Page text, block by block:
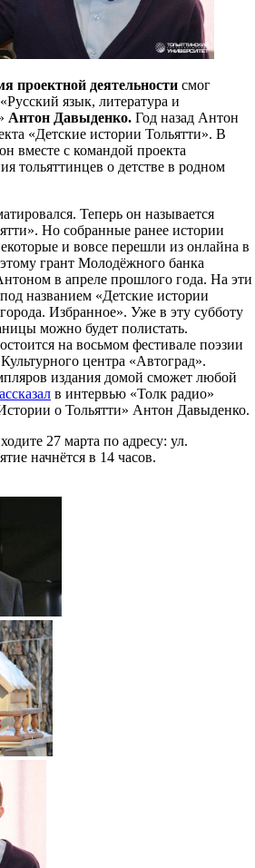
проектной деятельности смог
язык, литература и
Антон Давыденко. Год назад Антон
«Детские истории Тольятти». В
вместе с командой проекта
тольяттинцев о детстве в родном
Теперь он называется
Но собранные ранее истории
и вовсе перешли из онлайна в
грант Молодёжного банка
в апреле прошлого года. На эти
названием «Детские истории
Избранное». Уже в эту субботу
можно будет полистать.
на восьмом фестивале поэзии
центра «Автоград».
издания домой сможет любой
в интервью «Толк радио»
о Тольятти» Антон Давыденко.
27 марта по адресу: ул.
начнётся в 14 часов.